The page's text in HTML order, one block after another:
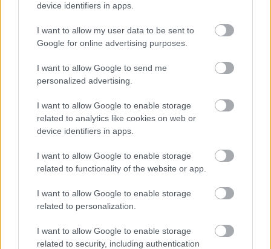
device identifiers in apps.
I want to allow my user data to be sent to
Google for online advertising purposes.
I want to allow Google to send me
personalized advertising.
I want to allow Google to enable storage
related to analytics like cookies on web or
device identifiers in apps.
I want to allow Google to enable storage
related to functionality of the website or app.
I want to allow Google to enable storage
related to personalization.
I want to allow Google to enable storage
related to security, including authentication
Meccs Center
Manchester United